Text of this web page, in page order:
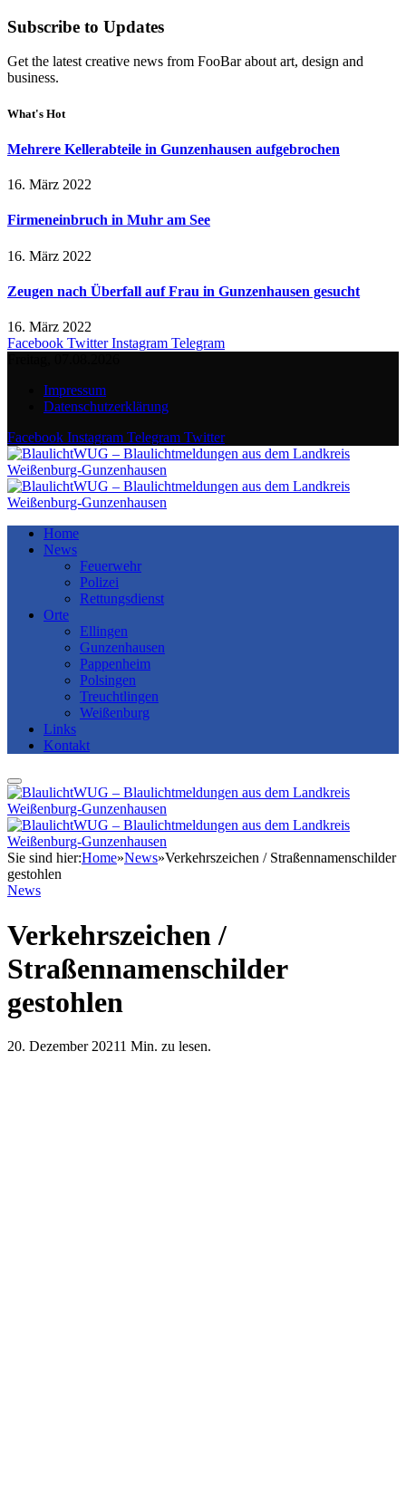
Subscribe to Updates
Get the latest creative news from FooBar about art, design and
business.
What's Hot
Mehrere Kellerabteile in Gunzenhausen aufgebrochen
16. März 2022
Firmeneinbruch in Muhr am See
16. März 2022
Zeugen nach Überfall auf Frau in Gunzenhausen gesucht
16. März 2022
Facebook Twitter Instagram Telegram
Impressum
Datenschutzerklärung
Facebook Instagram Telegram Twitter
Home
News
Feuerwehr
Polizei
Rettungsdienst
Orte
Ellingen
Gunzenhausen
Pappenheim
Polsingen
Treuchtlingen
Weißenburg
Links
Kontakt
Sie sind hier:Home»News»Verkehrszeichen / Straßennamenschilder
gestohlen
News
Verkehrszeichen /
Straßennamenschilder
gestohlen
20. Dezember 20211 Min. zu lesen.